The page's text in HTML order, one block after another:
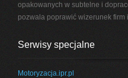
opakowanych w subtelne i
pozwala poprawić wizerunek firm
Serwisy specjalne
Motoryzacja.ipr.pl